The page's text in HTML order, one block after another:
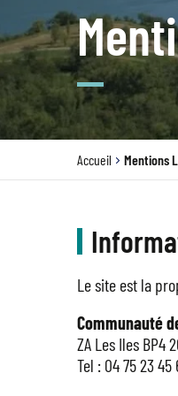
Accueil Mentions
Le site est la
Communauté
ZA Les Iles BP4
Tel : 04 75 23 45